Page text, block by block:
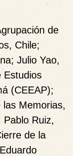
de
Chile;
Julio Yao,
Estudios
(CEEAP);
las Memorias,
Pablo Ruiz,
de la
Eduardo